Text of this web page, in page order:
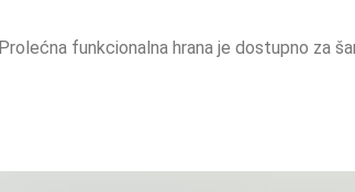
Prolećna funkcionalna hrana je dostupno za